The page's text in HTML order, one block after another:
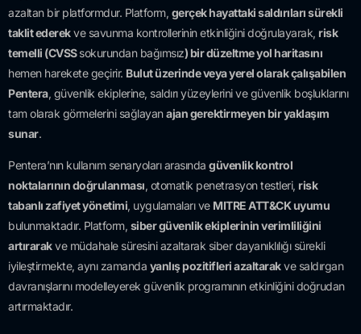
azaltan bir platformdur. Platform, gerçek hayattaki saldırıları sürekli
taklit ederekve savunma kontrollerinin etkinliğini doğrulayarak, risk
temelli (CVSSsokurundan bağımsız) bir düzeltme yol haritasını
hemen harekete geçirir. Bulut üzerinde veya yerel olarak çalışabilen
Pentera, güvenlik ekiplerine, saldırı yüzeylerini ve güvenlik boşluklarını
tam olarak görmelerini sağlayanajan gerektirmeyen bir yaklaşım
sunar.
Pentera’nın kullanım senaryoları arasında güvenlik kontrol
noktalarının doğrulanması, otomatik penetrasyon testleri, risk
tabanlı zafiyet yönetimi, uygulamaları ve MITRE ATT&CK uyumu
bulunmaktadır. Platform, siber güvenlik ekiplerinin verimliliğini
artırarakve müdahale süresini azaltarak siber dayanıklılığı sürekli
iyileştirmekte, aynı zamanda yanlış pozitifleri azaltarakve saldırgan
davranışlarını modelleyerek güvenlik programının etkinliğini doğrudan
artırmaktadır.